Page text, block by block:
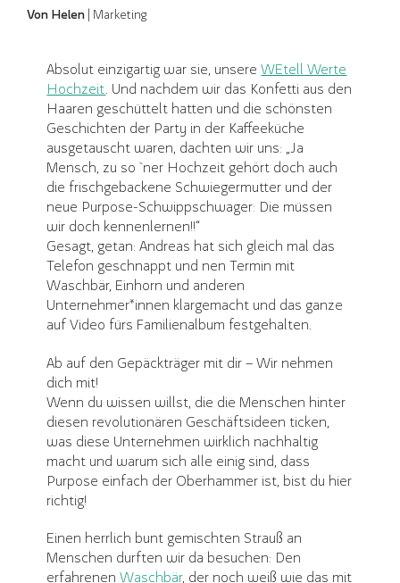
Von Helen | Marketing
Absolut einzigartig war sie, unsereWEtell Werte
Hochzeit . Und nachdem wir das Konfetti aus den
Haaren geschüttelt hatten und die schönsten
Geschichten der Party in der Kaffeeküche
ausgetauscht waren, dachten wir uns: „Ja
Mensch, zu so `ner Hochzeit gehört doch auch
die frischgebackene Schwiegermutter und der
neue Purpose-Schwippschwager: Die müssen
wir doch kennenlernen!!“
Gesagt, getan: Andreas hat sich gleich mal das
Telefon geschnappt und nen Termin mit
Waschbär, Einhorn und anderen
Unternehmer*innen klargemacht und das ganze
auf Video fürs Familienalbum festgehalten.
Ab auf den Gepäckträger mit dir – Wir nehmen
dich mit!
Wenn du wissen willst, die die Menschen hinter
diesen revolutionären Geschäftsideen ticken,
was diese Unternehmen wirklich nachhaltig
macht und warum sich alle einig sind, dass
Purpose einfach der Oberhammer ist, bist du hier
richtig!
Einen herrlich bunt gemischten Strauß an
Menschen durften wir da besuchen: Den
erfahrenenWaschbär, der noch weiß wie das mit